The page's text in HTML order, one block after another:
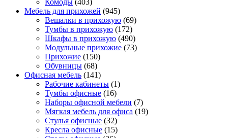
Комоды (403)
Мебель для прихожей (945)
Вешалки в прихожую (69)
Тумбы в прихожую (172)
Шкафы в прихожую (490)
Модульные прихожие (73)
Прихожие (150)
Обувницы (68)
Офисная мебель (141)
Рабочие кабинеты (1)
Тумбы офисные (16)
Наборы офисной мебели (7)
Мягкая мебель для офиса (19)
Стулья офисные (32)
Кресла офисные (15)